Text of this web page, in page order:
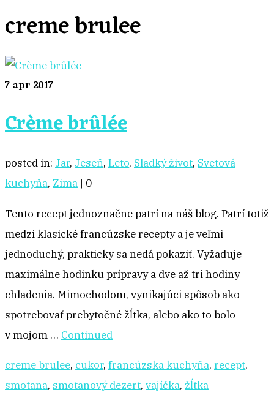
creme brulee
7apr 2017
Crème brûlée
posted in: Jar, Jeseň, Leto, Sladký život, Svetová
kuchyňa, Zima | 0
Tento recept jednoznačne patrí na náš blog. Patrí totiž
medzi klasické francúzske recepty a je veľmi
jednoduchý, prakticky sa nedá pokaziť. Vyžaduje
maximálne hodinku prípravy a dve až tri hodiny
chladenia. Mimochodom, vynikajúci spôsob ako
spotrebovať prebytočné žĺtka, alebo ako to bolo
v mojom … Continued
creme brulee, cukor, francúzska kuchyňa, recept,
smotana, smotanový dezert, vajíčka, žĺtka